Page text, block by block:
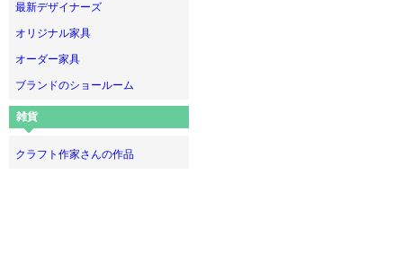
最新デザイナーズ
オリジナル家具
オーダー家具
ブランドのショールーム
雑貨
クラフト作家さんの作品